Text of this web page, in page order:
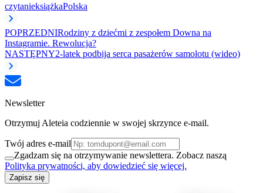
czytanieksiążkaPolska
POPRZEDNIRodziny z dziećmi z zespołem Downa na
Instagramie. Rewolucja?
NASTĘPNY2-latek podbija serca pasażerów samolotu (wideo)
Newsletter
Otrzymuj Aleteia codziennie w swojej skrzynce e-mail.
Twój adres e-mail
Zgadzam się na otrzymywanie newslettera. Zobacz naszą
Polityka prywatności, aby dowiedzieć się więcej.
Zapisz się